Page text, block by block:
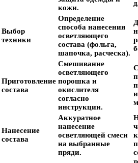
кожи.
Выбор
техники
Определение
способа нанесения
осветляющего
состава (фольга,
шапочка, расческа).
Приготовление
состава
Смешивание
осветляющего
порошка и
окислителя
согласно
инструкции.
Нанесение
состава
Аккуратное
нанесение
осветляющей смеси
на выбранные
пряди.